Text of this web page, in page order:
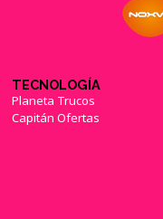
TECNOLOGÍA
Planeta Trucos
Capitán Ofertas